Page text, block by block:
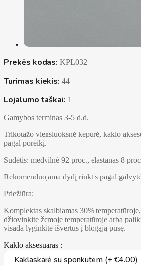
Prekės kodas: KPL032
Turimas kiekis: 44
Lojalumo taškai: 1
Gamybos terminas 3-5 d.d.
Trikotažo viensluoksnė kepurė, kaklo
pagal poreikį.
Sudėtis: medvilnė 92 proc., elastanas 8
Rekomenduojama dydį rinktis pagal
Priežiūra:
Komplektas skalbiamas 30%
džiovinkite žemoje temperatūroje arba
visada lyginkite išvertus į blogąją pusę.
Kaklo aksesuaras :
Kaklaskarė su sponkutėm (+ €4.00)